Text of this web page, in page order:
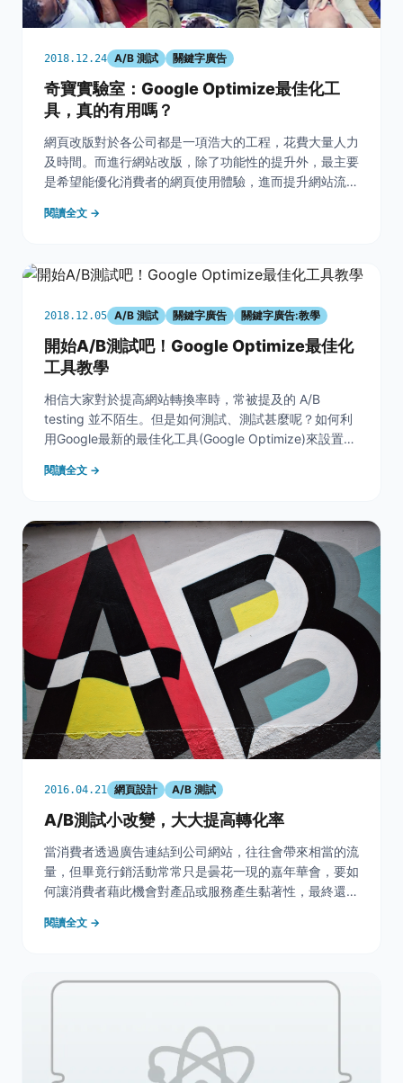
2018.12.24 A/B 測試 關鍵字廣告
奇寶實驗室：Google Optimize最佳化工
具，真的有用嗎？
網頁改版對於各公司都是一項浩大的工程，花費大量人力
及時間。而進行網站改版，除了功能性的提升外，最主要
是希望能優化消費者的網頁使用體驗，進而提升網站流
的調整網站視覺美化、消費者動線外，你有想過，如果有
閱讀全文 →
2018.12.05 A/B 測試 關鍵字廣告 關鍵字廣告:教學
開始A/B測試吧！Google Optimize最佳化
工具教學
相信大家對於提高網站轉換率時，常被提及的 A/B
testing 並不陌生。但是如何測試、測試甚麼呢？如何利
用Google最新的最佳化工具(Google Optimize)來設置
先，還是簡單介紹一下A/B testing，有時候也被
閱讀全文 →
2016.04.21 網頁設計 A/B 測試
A/B測試小改變，大大提高轉化率
當消費者透過廣告連結到公司網站，往往會帶來相當的流
量，但畢竟行銷活動常常只是曇花一現的嘉年華會，要如
何讓消費者藉此機會對產品或服務產生黏著性，最終還是
線來留住消費者的心才是長久之計。 &nbsp; &nbsp; 使
閱讀全文 →